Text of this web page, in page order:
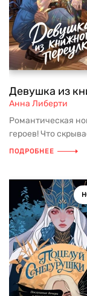
Девушка из
Анна Либерти
Романтическая
героев! Что
ПОДРОБНЕЕ